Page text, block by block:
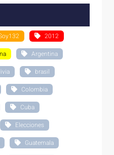
2012
Argentina
brasil
Colombia
Cuba
Elecciones
Guatemala